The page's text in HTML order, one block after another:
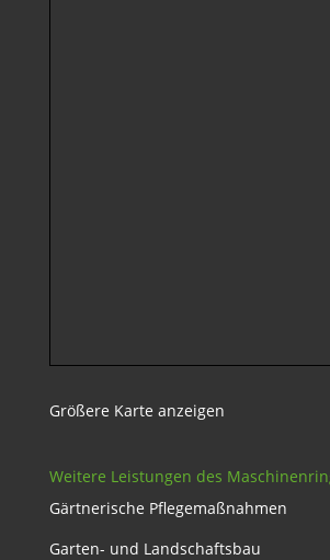
Größere Karte anzeigen
Weitere Leistungen des
Gärtnerische Pflegemaßnahmen
Garten- und Landschaftsbau